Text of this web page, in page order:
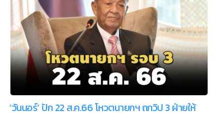
‘วันนอร์’ ปัก 22 ส.ค.66 โหวตนายกฯ ถกวิป 3 ฝ่ายให้